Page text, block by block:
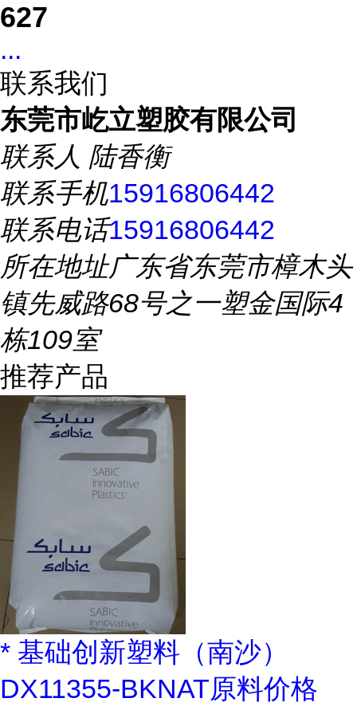
627
...
联系我们
东莞市屹立塑胶有限公司
联系人 陆香衡
联系手机15916806442
联系电话15916806442
所在地址广东省东莞市樟木头
镇先威路68号之一塑金国际4
栋109室
推荐产品
* 基础创新塑料（南沙）
DX11355-BKNAT原料价格